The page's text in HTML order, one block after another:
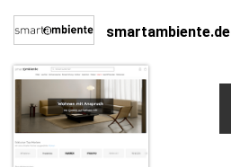
smartambiente.de